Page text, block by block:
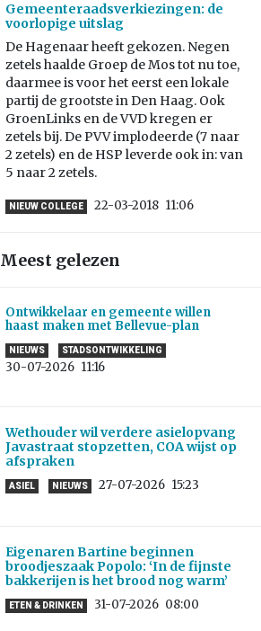
Gemeenteraadsverkiezingen: de
voorlopige uitslag
De Hagenaar heeft gekozen. Negen
zetels haalde Groep de Mos tot nu toe,
daarmee is voor het eerst een lokale
partij de grootste in Den Haag. Ook
GroenLinks en de VVD kregen er
zetels bij. De PVV implodeerde (7 naar
2 zetels) en de HSP leverde ook in: van
5 naar 2 zetels.
NIEUW COLLEGE 22-03-2018 11:06
Meest gelezen
Ontwikkelaar en gemeente willen
haast maken met Bellevue-plan
NIEUWS STADSONTWIKKELING
30-07-2026 11:16
Wethouder wil verdere asielopvang
Javastraat stopzetten, COA wijst op
afspraken
ASIEL NIEUWS 27-07-2026 15:23
Eigenaren Bartine beginnen
broodjeszaak Popolo: ‘In de fijnste
bakkerijen is het brood nog warm’
ETEN & DRINKEN 31-07-2026 08:00